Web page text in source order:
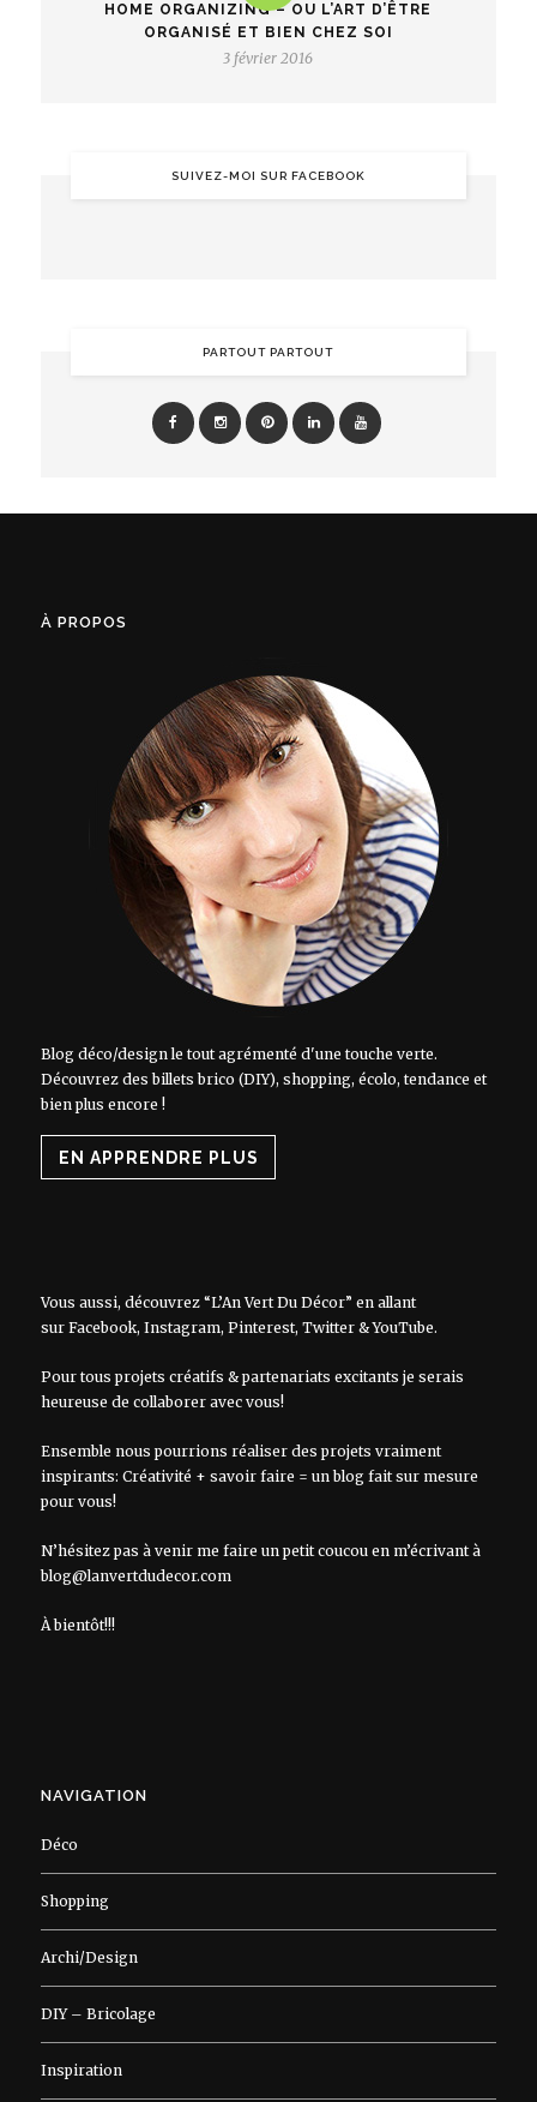
HOME ORGANIZING – OU L’ART D’ÊTRE
ORGANISÉ ET BIEN CHEZ SOI
3 février 2016
SUIVEZ-MOI SUR FACEBOOK
PARTOUT PARTOUT
À PROPOS
Blog déco/design le tout agrémenté d'une touche verte.
Découvrez des billets brico (DIY), shopping, écolo, tendance et
bien plus encore !
EN APPRENDRE PLUS
Vous aussi, découvrez “L’An Vert Du Décor” en allant
sur Facebook, Instagram, Pinterest, Twitter&YouTube.
Pour tous projets créatifs & partenariats excitants je serais
heureuse de collaborer avec vous!
Ensemble nous pourrions réaliser des projets vraiment
inspirants: Créativité + savoir faire = un blog fait sur mesure
pour vous!
N’hésitez pas à venir me faire un petit coucou en m’écrivant à
blog@lanvertdudecor.com
À bientôt!!!
NAVIGATION
Déco
Shopping
Archi/Design
DIY – Bricolage
Inspiration